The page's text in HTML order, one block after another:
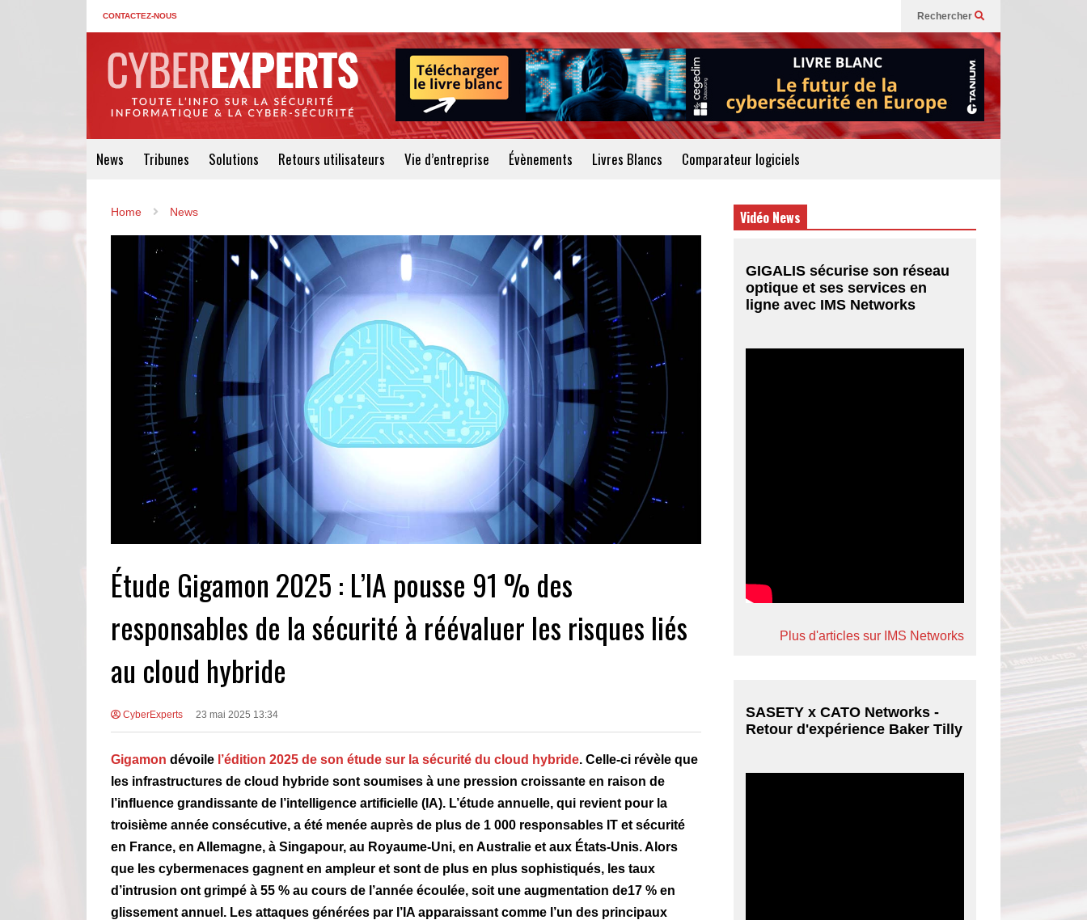
CONTACTEZ-NOUS Rechercher
News Tribunes Solutions Retours utilisateurs Vie d’entreprise Évènements Livres Blancs Comparateur logiciels
Home News
Étude Gigamon 2025 : L’IA pousse 91 % des
responsables de la sécurité à réévaluer les risques liés
au cloud hybride
CyberExperts 23 mai 2025 13:34
Gigamon dévoile l’édition 2025 de son étude sur la sécurité du cloud hybride. Celle-ci révèle que
les infrastructures de cloud hybride sont soumises à une pression croissante en raison de
l’influence grandissante de l’intelligence artificielle (IA). L’étude annuelle, qui revient pour la
troisième année consécutive, a été menée auprès de plus de 1 000 responsables IT et sécurité
en France, en Allemagne, à Singapour, au Royaume-Uni, en Australie et aux États-Unis. Alors
que les cybermenaces gagnent en ampleur et sont de plus en plus sophistiqués, les taux
d’intrusion ont grimpé à 55 % au cours de l’année écoulée, soit une augmentation de17 % en
glissement annuel. Les attaques générées par l’IA apparaissant comme l’un des principaux
Vidéo News
GIGALIS sécurise son réseau
optique et ses services en
ligne avec IMS Networks
Plus d'articles sur IMS Networks
SASETY x CATO Networks -
Retour d'expérience Baker Tilly